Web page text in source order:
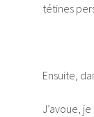
tétines
Ensuite,
J’avoue,